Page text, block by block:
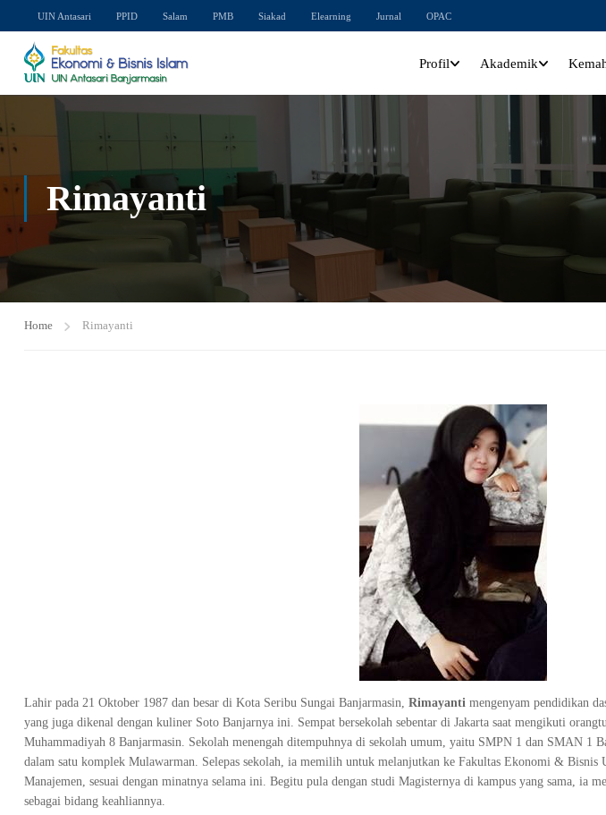
UIN Antasari PPID Salam PMB Siakad Elearning Jurnal OPAC
Profil Akademik
Rimayanti
Home Rimayanti
Lahir pada 21 Oktober 1987 dan besar di Kota Seribu Sungai Banjarmasin, Rimayanti mengenyam pendidikan
yang juga dikenal dengan kuliner Soto Banjarnya ini. Sempat bersekolah sebentar di Jakarta saat mengikuti
Muhammadiyah 8 Banjarmasin. Sekolah menengah ditempuhnya di sekolah umum, yaitu SMPN 1 dan SMAN 1
dalam satu komplek Mulawarman. Selepas sekolah, ia memilih untuk melanjutkan ke Fakultas Ekonomi & Bisnis
Manajemen, sesuai dengan minatnya selama ini. Begitu pula dengan studi Magisternya di kampus yang sama, ia
sebagai bidang keahliannya.